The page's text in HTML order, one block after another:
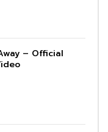
– Official